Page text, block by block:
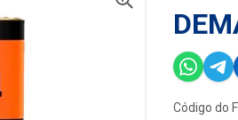
Código do